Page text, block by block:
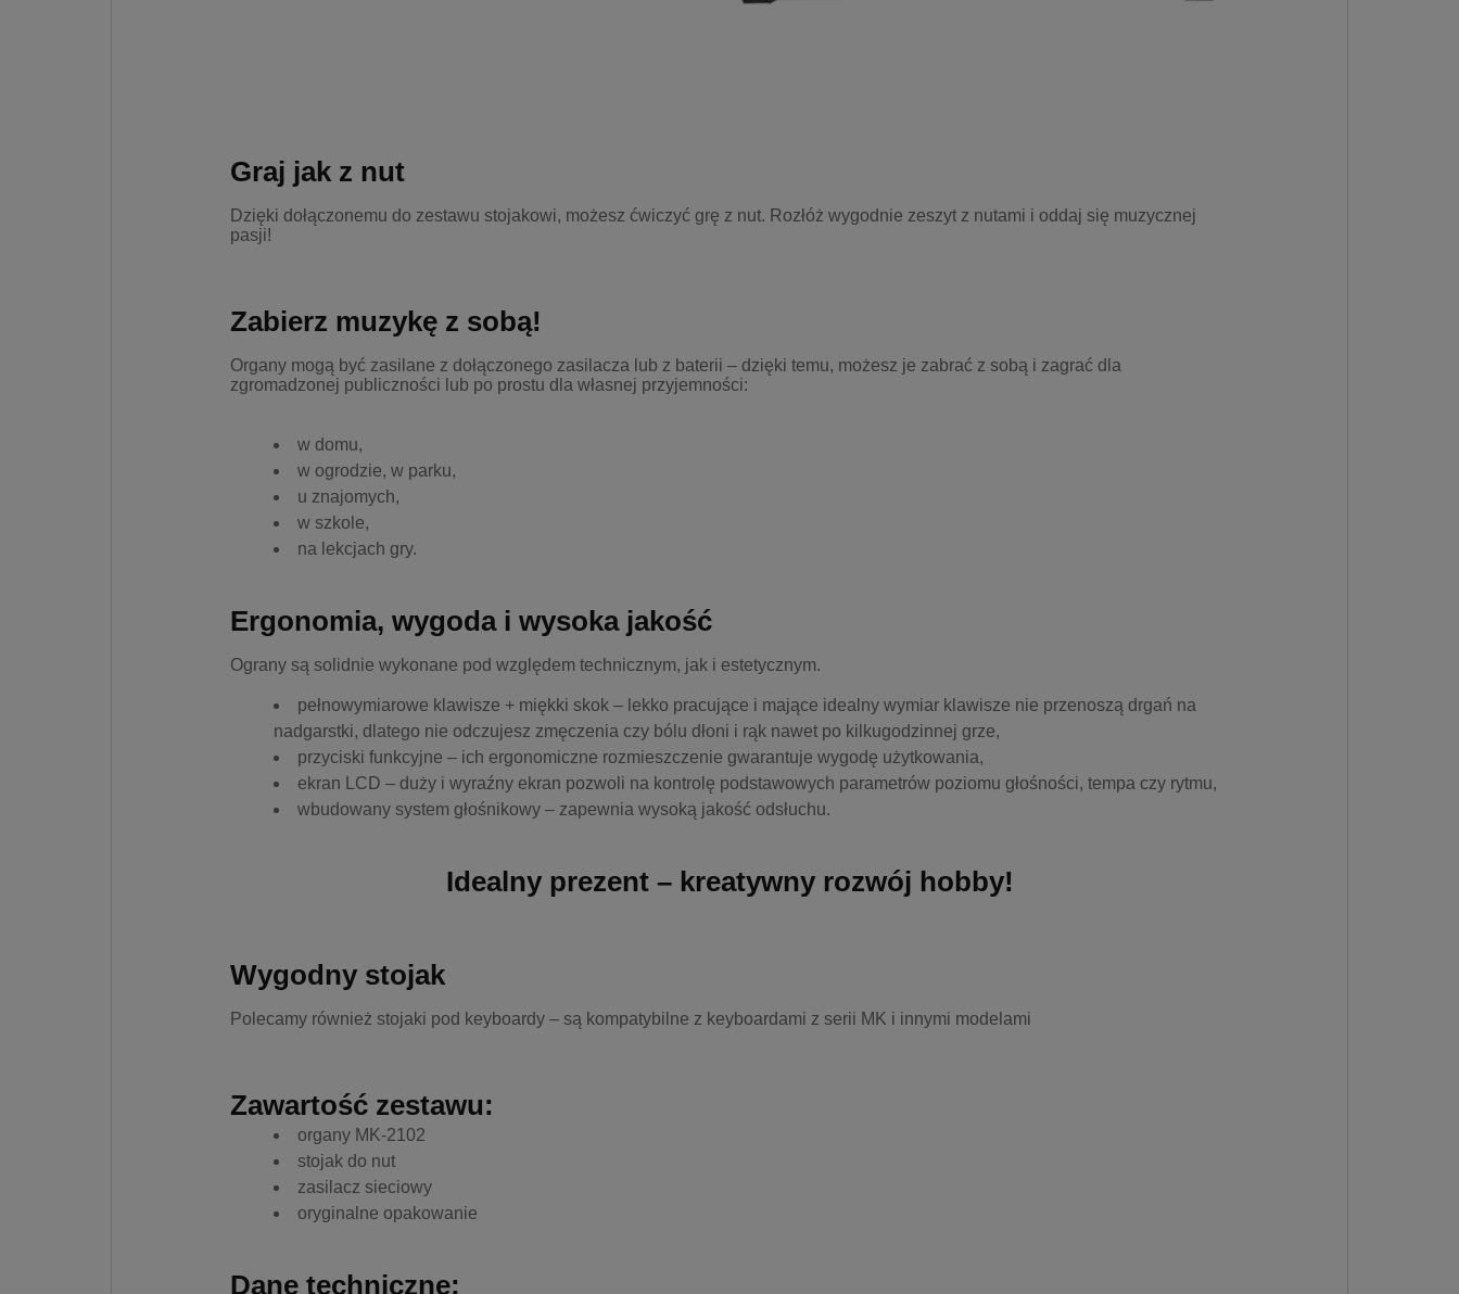
Graj jak z nut
Dzięki dołączonemu do zestawu stojakowi, możesz ćwiczyć grę z nut. Rozłóż wygodnie zeszyt z nutami i oddaj się muzycznej
pasji!
Zabierz muzykę z sobą!
Organy mogą być zasilane z dołączonego zasilacza lub z baterii – dzięki temu, możesz je zabrać z sobą i zagrać dla
zgromadzonej publiczności lub po prostu dla własnej przyjemności:
w domu,
w ogrodzie, w parku,
u znajomych,
w szkole,
na lekcjach gry.
Ergonomia, wygoda i wysoka jakość
Ograny są solidnie wykonane pod względem technicznym, jak i estetycznym.
pełnowymiarowe klawisze + miękki skok – lekko pracujące i mające idealny wymiar klawisze nie przenoszą drgań na
nadgarstki, dlatego nie odczujesz zmęczenia czy bólu dłoni i rąk nawet po kilkugodzinnej grze,
przyciski funkcyjne – ich ergonomiczne rozmieszczenie gwarantuje wygodę użytkowania,
ekran LCD – duży i wyraźny ekran pozwoli na kontrolę podstawowych parametrów poziomu głośności, tempa czy rytmu,
wbudowany system głośnikowy – zapewnia wysoką jakość odsłuchu.
Idealny prezent – kreatywny rozwój hobby!
Wygodny stojak
Polecamy również stojaki pod keyboardy – są kompatybilne z keyboardami z serii MK i innymi modelami
Zawartość zestawu:
organy MK-2102
stojak do nut
zasilacz sieciowy
oryginalne opakowanie
Dane techniczne: